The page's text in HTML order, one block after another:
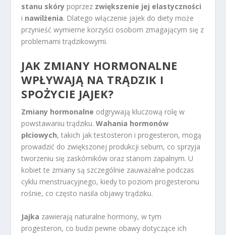
stanu skóry poprzez zwiększenie jej elastyczności
i nawilżenia. Dlatego włączenie jajek do diety może
przynieść wymierne korzyści osobom zmagającym się z
problemami trądzikowymi.
JAK ZMIANY HORMONALNE
WPŁYWAJĄ NA TRĄDZIK I
SPOŻYCIE JAJEK?
Zmiany hormonalne odgrywają kluczową rolę w
powstawaniu trądziku.Wahania hormonów
płciowych, takich jak testosteron i progesteron, mogą
prowadzić do zwiększonej produkcji sebum, co sprzyja
tworzeniu się zaskórników oraz stanom zapalnym. U
kobiet te zmiany są szczególnie zauważalne podczas
cyklu menstruacyjnego, kiedy to poziom progesteronu
rośnie, co często nasila objawy trądziku.
Jajka zawierają naturalne hormony, w tym
progesteron, co budzi pewne obawy dotyczące ich